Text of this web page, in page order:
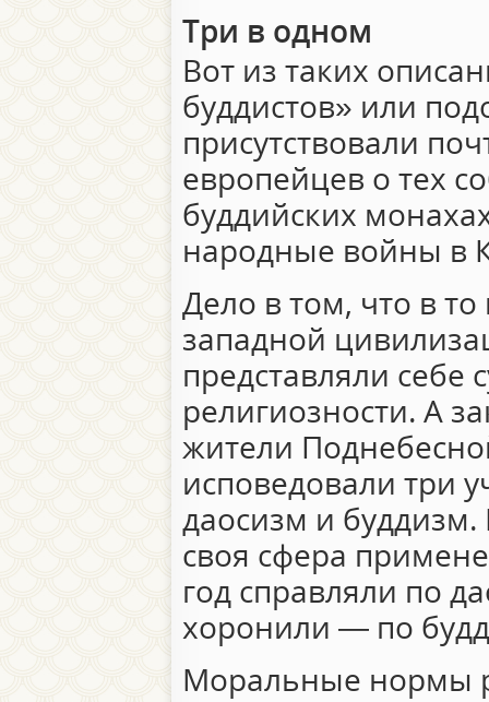
Три в одном
Вот из таких
буддистов» или
присутствовали
европейцев о тех
буддийских
народные войны в
Дело в том, что в
западной
представляли себе
религиозности. А
жители
исповедовали три
даосизм и
своя сфера
год справляли по
хоронили — по
Моральные нормы